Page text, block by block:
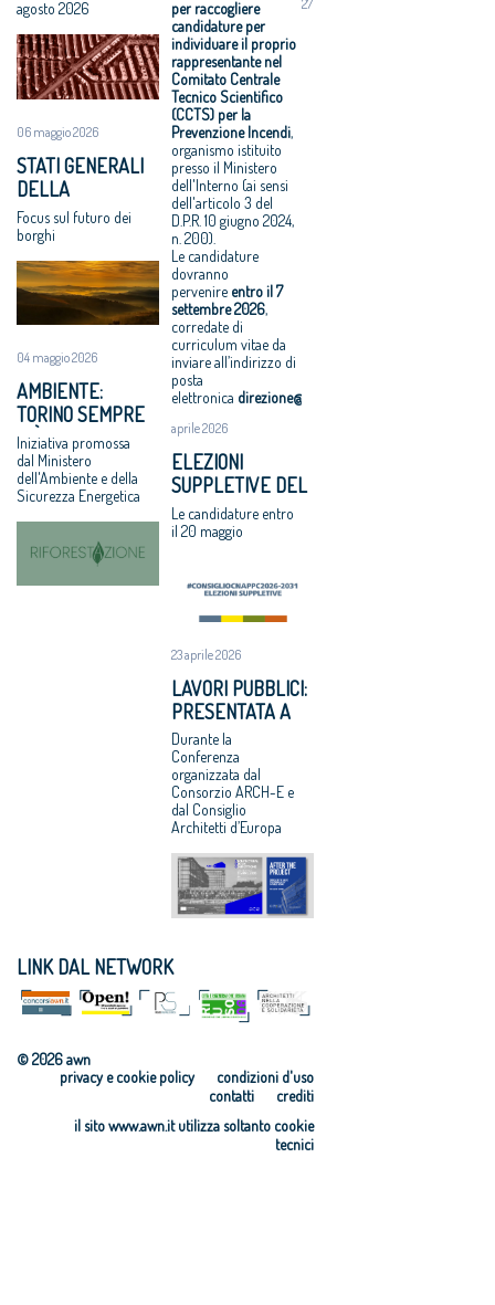
città della
rendita
fondiaria con
quelle della
redditività
sociale ed
economica”
VIII Congresso
CNAPPC 2018.
Mercoledì 4
VIII Congresso
CNAPPC 2018.
Lunedì 2 luglio
2018
VIII Congresso
CNAPPC 2018.
Domenica 1
luglio 2018
Obbligo
formativo,
carta crediti e
sanzioni
comune di
Solarino ritira i
bandi di
progettazione
a un euro
All'architettura
rispettosa dello
caravatti_carav
atti il Premio
architetto
italiano
Assegnati
premi
Architetto
italiano e
talento 2017
Equo
compenso, il
CNAPPC
ricorre alla
Corte Europea
dei Diritti
dell’Uomo
internazionaliz
zazione e
innovazione
Architetti
affermati
premiati al
nei contratti
arriva l’equo
compenso
Equo
compenso
allargato a tutti
i professionisti
Periferie, la
nuova identità
di 10 aree
degradate
Architetti:
'Comune e
Consiglio di
Stato, svilito
interesse
pubblico'
Periferie, tutti i
concorso Cna-
Mibact per
riqualificare 10
aree urbane
GIAMBELLINO
agosto 2026
06 maggio 2026
STATI GENERALI
DELLA
BELLEZZA: A
OFFIDA L’11 E IL 12
GIUGNO
Focus sul futuro dei
borghi
04 maggio 2026
AMBIENTE:
TORINO SEMPRE
PIÙ GREEN CON
“RIFORESTAZIONE”
Iniziativa promossa
dal Ministero
dell'Ambiente e della
Sicurezza Energetica
UN ESPERTO PER
IL COMITATO
CENTRALE
TECNICO
SCIENTIFICO
per raccogliere
candidature per
individuare il proprio
rappresentante nel
Comitato Centrale
Tecnico Scientifico
(CCTS) per la
Prevenzione Incendi,
organismo istituito
presso il Ministero
dell'Interno (ai sensi
dell'articolo 3 del
D.P.R. 10 giugno 2024,
n. 200).
Le candidature
dovranno
pervenire entro il7
settembre 2026,
corredate di
curriculum vitae da
inviare all’indirizzo di
posta
elettronica direzione@cnappc.it
27
aprile 2026
ELEZIONI
SUPPLETIVE DEL
CNAPPC: LE
VOTAZIONI IL 9
Le candidature entro
il 20 maggio
23 aprile 2026
LAVORI PUBBLICI:
PRESENTATA A
BRUXELLES LA
RICERCA CNAPPC
“DOPO IL
PROGETTO”
Durante la
Conferenza
organizzata dal
Consorzio ARCH-E e
dal Consiglio
Architetti d’Europa
LINK DAL NETWORK
© 2026 awn
condizioni d'uso
privacy e cookie policy
crediti
contatti
il sito www.awn.it utilizza soltanto cookie
tecnici